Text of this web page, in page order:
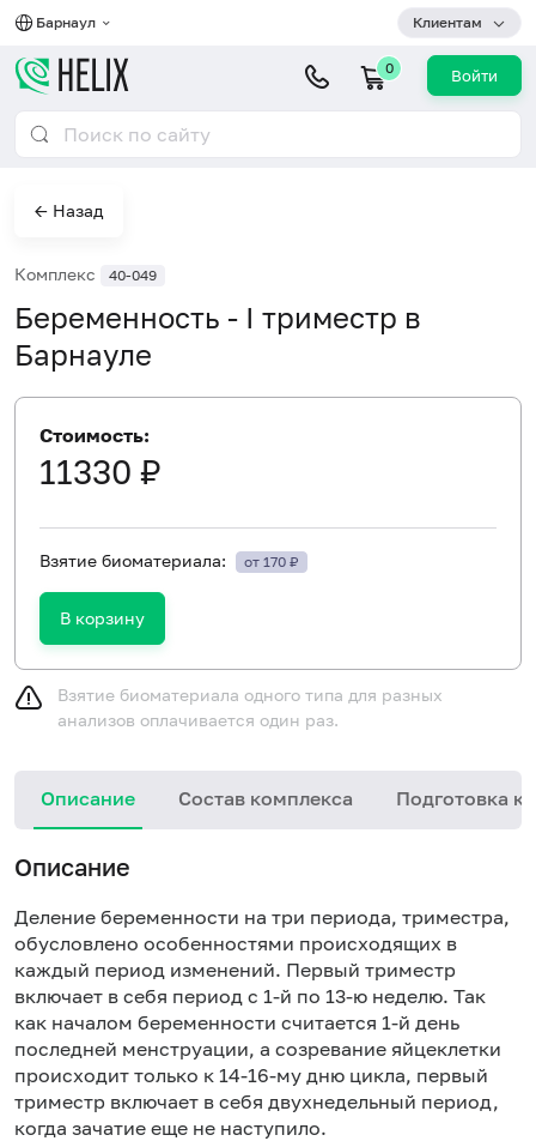
Барнаул Клиентам
0 Войти
← Назад
Комплекс 40-049
Беременность - I триместр в
Барнауле
Стоимость:
11330 ₽
Взятие биоматериала: от 170 ₽
В корзину
Взятие биоматериала одного типа для разных
анализов оплачивается один раз.
Описание Состав комплекса Подготовка к
Описание
Деление беременности на три периода, триместра,
обусловлено особенностями происходящих в
каждый период изменений. Первый триместр
включает в себя период с 1-й по 13-ю неделю. Так
как началом беременности считается 1-й день
последней менструации, а созревание яйцеклетки
происходит только к 14-16-му дню цикла, первый
триместр включает в себя двухнедельный период,
когда зачатие еще не наступило.